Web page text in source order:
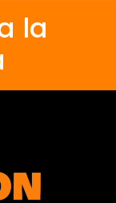
la